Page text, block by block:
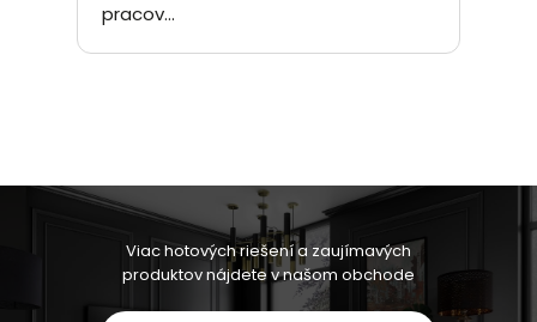
pracov...
Viac hotových riešení a zaujímavých
produktov nájdete v našom obchode